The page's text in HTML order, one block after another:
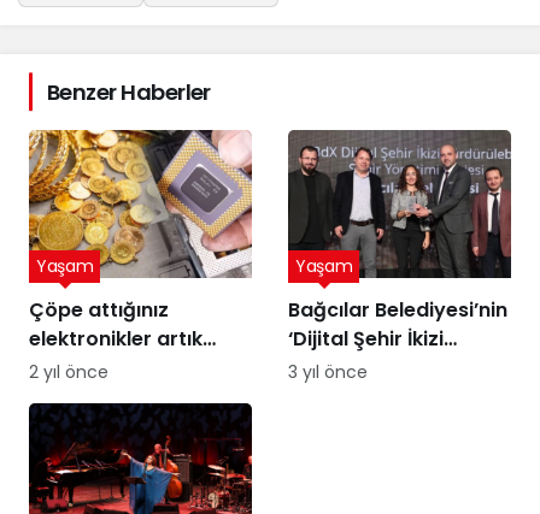
Benzer Haberler
Çöpe attığınız
elektronikler artık
altına dönüşebilir!
Üstelik peynir altı
suyuyla
Yaşam
2 yıl önce
Bağcılar Belediyesi’nin
‘Dijital Şehir İkizi
Sürdürülebilir Şehir
Yaşam
3 yıl önce